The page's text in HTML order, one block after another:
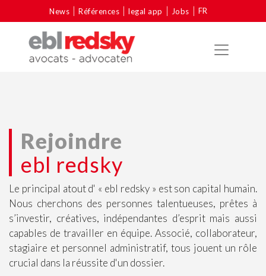
News Références legal app Jobs FR
Rejoindre
ebl redsky
Le principal atout d' « ebl redsky » est son capital humain.
Nous cherchons des personnes talentueuses, prêtes à
s’investir, créatives, indépendantes d’esprit mais aussi
capables de travailler en équipe. Associé, collaborateur,
stagiaire et personnel administratif, tous jouent un rôle
crucial dans la réussite d'un dossier.